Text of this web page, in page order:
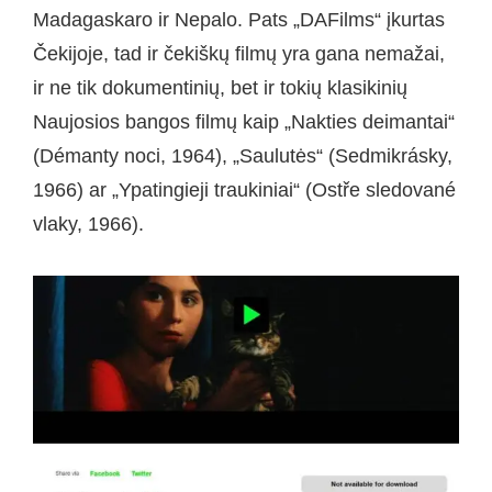
Madagaskaro ir Nepalo. Pats „DAFilms“ įkurtas
Čekijoje, tad ir čekiškų filmų yra gana nemažai,
ir ne tik dokumentinių, bet ir tokių klasikinių
Naujosios bangos filmų kaip „Nakties deimantai“
(Démanty noci, 1964), „Saulutės“ (Sedmikrásky,
1966) ar „Ypatingieji traukiniai“ (Ostře sledované
vlaky, 1966).